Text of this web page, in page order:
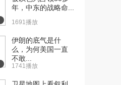
年，中东的战略命...
1691播放
伊朗的底气是什
么，为何美国一直
不敢...
1741播放